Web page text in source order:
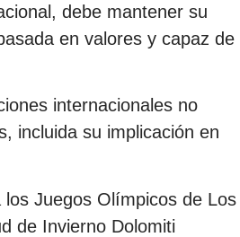
debe mantener su
en valores y capaz de
internacionales no
incluida su implicación en
Juegos Olímpicos de Los
de Invierno Dolomiti